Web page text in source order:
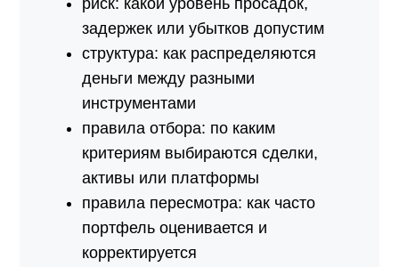
риск: какой уровень просадок,
задержек или убытков допустим
структура: как распределяются
деньги между разными
инструментами
правила отбора: по каким
критериям выбираются сделки,
активы или платформы
правила пересмотра: как часто
портфель оценивается и
корректируется